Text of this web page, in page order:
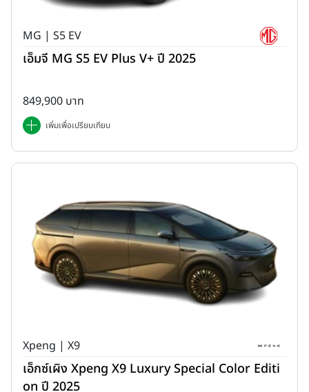
MG | S5 EV
เอ็มจี MG S5 EV Plus V+ ปี 2025
849,900 บาท
เพิ่มเพื่อเปรียบเทียบ
Xpeng | X9
เอ็กซ์เผิง Xpeng X9 Luxury Special Color Editi
on ปี 2025